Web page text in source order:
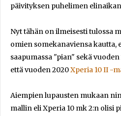
päivityksen puhelimen
Nyt tähän on ilmeisesti tulossa
omien somekanaviensa kautta,
saapumassa "pian" sekä vuoden
että vuoden 2020Xperia 10 II -
Aiempien lupausten mukaan
mallin eli Xperia 10 mk 2:n olisi